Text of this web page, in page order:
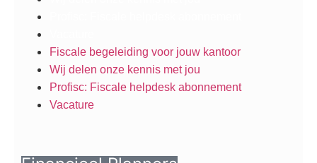
Fiscale begeleiding voor jouw kantoor
Wij delen onze kennis met jou
Profisc: Fiscale helpdesk abonnement
Vacature